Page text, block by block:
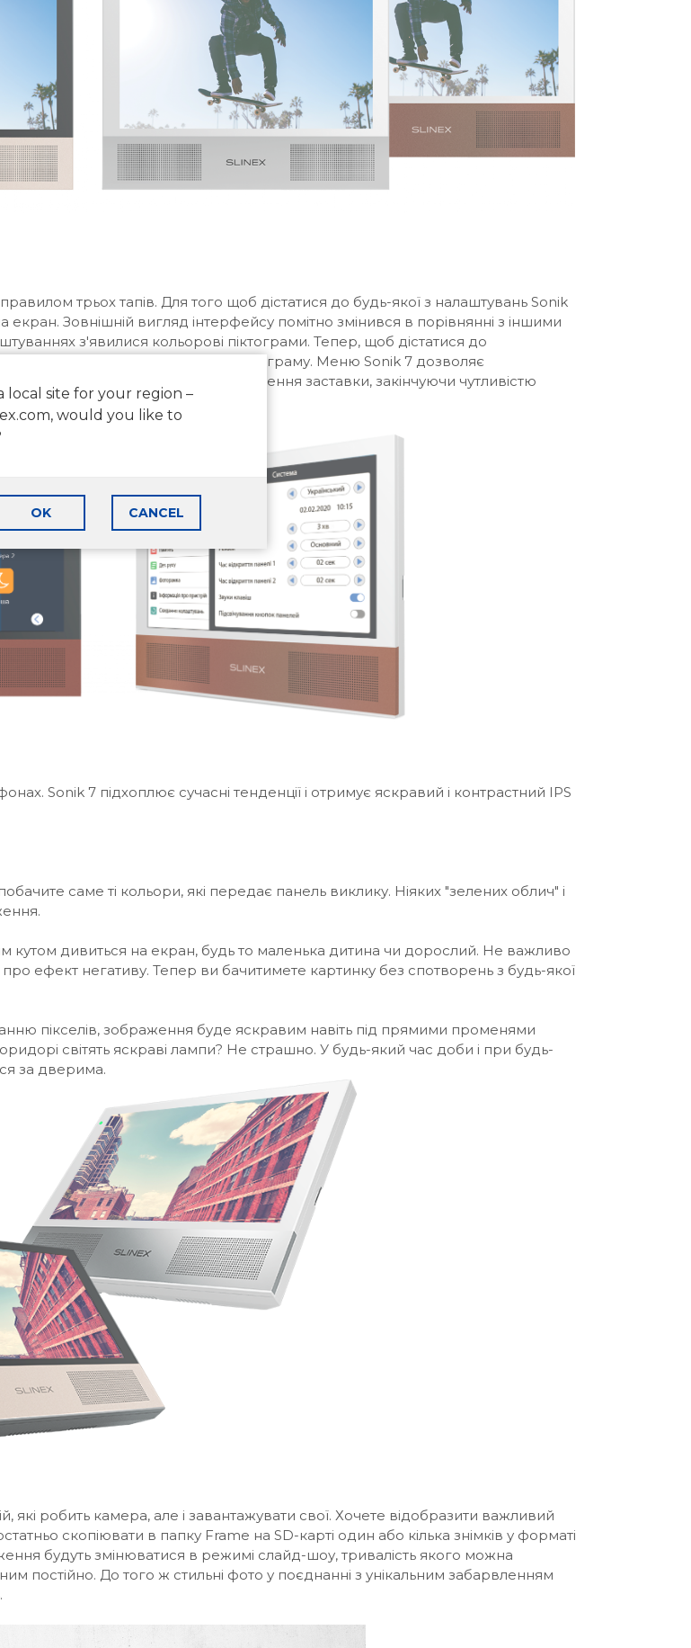
трьох тапів. Для того щоб дістатися до будь-якої з налаштувань Sonik
Зовнішній вигляд інтерфейсу помітно змінився в порівнянні з іншими
з'явилися кольорові піктограми. Тепер, щоб дістатися до
назву, досить поглянути на піктограму. Меню Sonik 7 дозволяє
від тривалості відображення заставки, закінчуючи чутливістю
Sonik 7 підхоплює сучасні тенденції і отримує яскравий і контрастний IPS
саме ті кольори, які передає панель виклику. Ніяких "зелених облич" і
кутом дивиться на екран, будь то маленька дитина чи дорослий. Не важливо
ефект негативу. Тепер ви бачитимете картинку без спотворень з будь-якої
пікселів, зображення буде яскравим навіть під прямими променями
світять яскраві лампи? Не страшно. У будь-який час доби і при будь-
за дверима.
які робить камера, але і завантажувати свої. Хочете відобразити важливий
скопіювати в папку Frame на SD-карті один або кілька знімків у форматі
будуть змінюватися в режимі слайд-шоу, тривалість якого можна
постійно. До того ж стильні фото у поєднанні з унікальним забарвленням
local site for your region –
would you like to
OK CANCEL